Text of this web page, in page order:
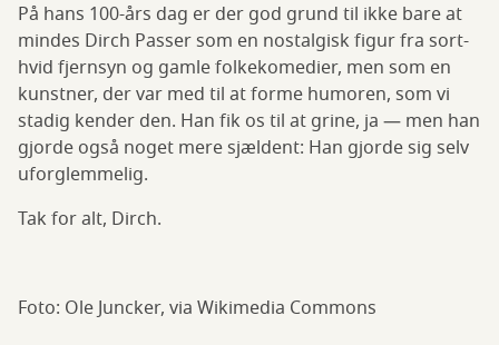
På hans 100-års dag er der god grund til ikke bare at
mindes Dirch Passer som en nostalgisk figur fra sort-
hvid fjernsyn og gamle folkekomedier, men som en
kunstner, der var med til at forme humoren, som vi
stadig kender den. Han fik os til at grine, ja — men han
gjorde også noget mere sjældent: Han gjorde sig selv
uforglemmelig.
Tak for alt, Dirch.
Foto: Ole Juncker, via Wikimedia Commons